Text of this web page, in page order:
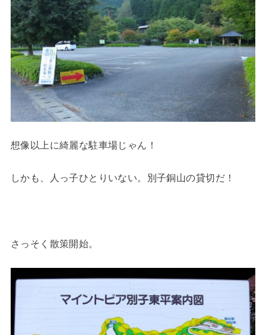
想像以上に綺麗な駐車場じゃん！
しかも、人っ子ひとりいない。別子銅山の貸切だ！
さっそく散策開始。